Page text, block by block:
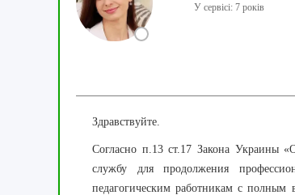
У сервісі: 7 років
Здравствуйте.
Согласно п.13 ст.17 Закона Украины
службу для продолжения
педагогическим работникам с